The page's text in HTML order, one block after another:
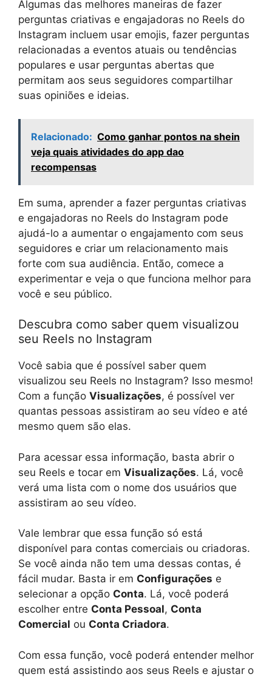
Algumas das melhores maneiras de fazer
perguntas criativas e engajadoras no Reels do
Instagram incluem usar emojis, fazer perguntas
relacionadas a eventos atuais ou tendências
populares e usar perguntas abertas que
permitam aos seus seguidores compartilhar
suas opiniões e ideias.
Relacionado: Como ganhar pontos na shein
veja quais atividades do app dao
recompensas
Em suma, aprender a fazer perguntas criativas
e engajadoras no Reels do Instagram pode
ajudá-lo a aumentar o engajamento com seus
seguidores e criar um relacionamento mais
forte com sua audiência. Então, comece a
experimentar e veja o que funciona melhor para
você e seu público.
Descubra como saber quem visualizou
seu Reels no Instagram
Você sabia que é possível saber quem
visualizou seu Reels no Instagram? Isso mesmo!
Com a função Visualizações, é possível ver
quantas pessoas assistiram ao seu vídeo e até
mesmo quem são elas.
Para acessar essa informação, basta abrir o
seu Reels e tocar em Visualizações. Lá, você
verá uma lista com o nome dos usuários que
assistiram ao seu vídeo.
Vale lembrar que essa função só está
disponível para contas comerciais ou criadoras.
Se você ainda não tem uma dessas contas, é
fácil mudar. Basta ir em Configurações e
selecionar a opção Conta. Lá, você poderá
escolher entre Conta Pessoal, Conta
Comercial ou Conta Criadora.
Com essa função, você poderá entender melhor
quem está assistindo aos seus Reels e ajustar o